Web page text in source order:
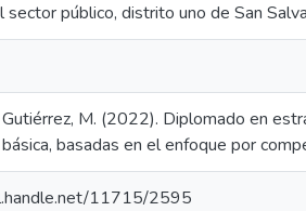
sector público, distrito uno de San
Gutiérrez, M. (2022). Diplomado en
basadas en el enfoque por
11715/2595